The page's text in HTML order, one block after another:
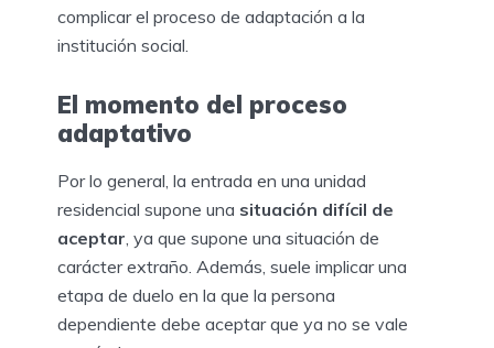
complicar el proceso de adaptación a la
institución social.
El momento del proceso
adaptativo
Por lo general, la entrada en una unidad
residencial supone una situación difícil de
aceptar, ya que supone una situación de
carácter extraño. Además, suele implicar una
etapa de duelo en la que la persona
dependiente debe aceptar que ya no se vale